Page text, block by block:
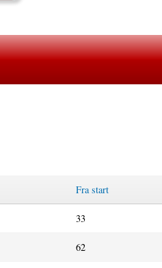
Fra start
33
62